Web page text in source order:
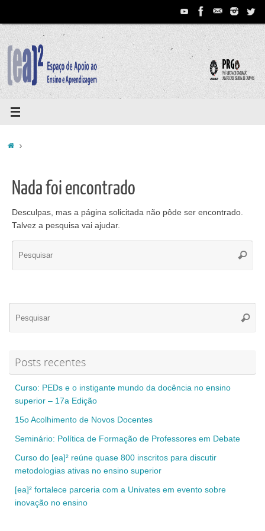
conteúdo
Home
Nada foi encontrado
Desculpas, mas a página solicitada não pôde ser encontrado.
Talvez a pesquisa vai ajudar.
Posts recentes
Curso: PEDs e o instigante mundo da docência no ensino
superior – 17a Edição
15o Acolhimento de Novos Docentes
Seminário: Política de Formação de Professores em Debate
Curso do [ea]² reúne quase 800 inscritos para discutir
metodologias ativas no ensino superior
[ea]² fortalece parceria com a Univates em evento sobre
inovação no ensino